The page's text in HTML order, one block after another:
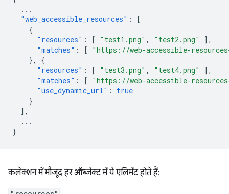
...
"web_accessible_resources" :
[
{
"resources" : [ "test1.png" , "test2.png"
],
"matches" : [
"https://web-accessible-
},
{
"resources" : [ "test3.png" , "test4.png"
],
"matches" : [
"https://web-accessible-
"use_dynamic_url" :
true
}
],
...
}
कलेक्शन में मौजूद हर ऑब्जेक्ट में ये एलिमेंट होते हैं: